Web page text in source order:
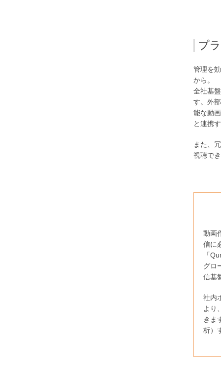
プ
管理を
から。
全社基
す。外
能な動
と連携
また、
視聴で
動画
信に
「
グロ
信基
社内
より
きま
析）